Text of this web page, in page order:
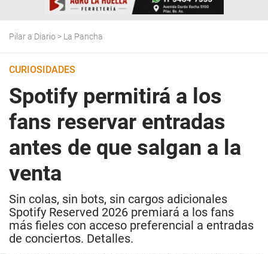
Pilar a Diario > La Pancha
CURIOSIDADES
Spotify permitirá a los
fans reservar entradas
antes de que salgan a la
venta
Sin colas, sin bots, sin cargos adicionales
Spotify Reserved 2026 premiará a los fans
más fieles con acceso preferencial a entradas
de conciertos. Detalles.